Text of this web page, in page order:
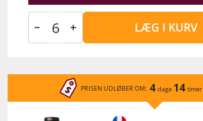
LÆG I KURV
PRISEN UDLØBER OM: 4dage 14timer